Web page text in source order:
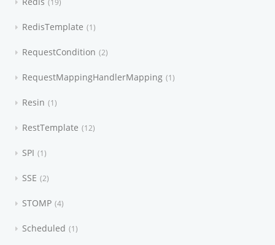
RedisTemplate 1
RequestCondition 2
RequestMappingHandlerMapping 1
Resin 1
RestTemplate 12
SPI 1
SSE 2
STOMP 4
Scheduled 1